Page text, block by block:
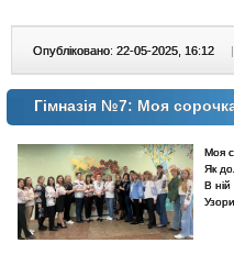
Опубліковано: 22-05-2025, 16:12 |
Гімназія №7: Моя
Моя
Як
В ній